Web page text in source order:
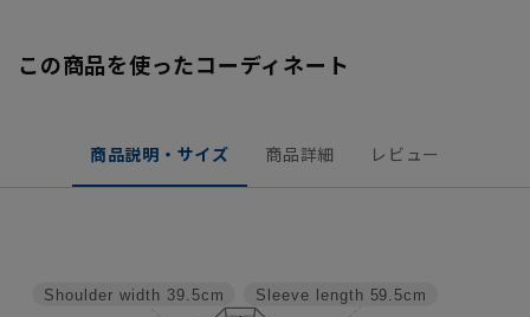
この商品を使ったコーディネート
商品説明・サイズ 商品詳細 レビュー
Sleeve length 59.5cm
Shoulder width 39.5cm